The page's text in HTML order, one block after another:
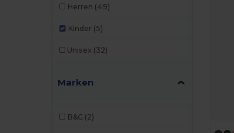
Herren (49)
Kinder (5)
Unisex (32)
Marken
B&C (2)